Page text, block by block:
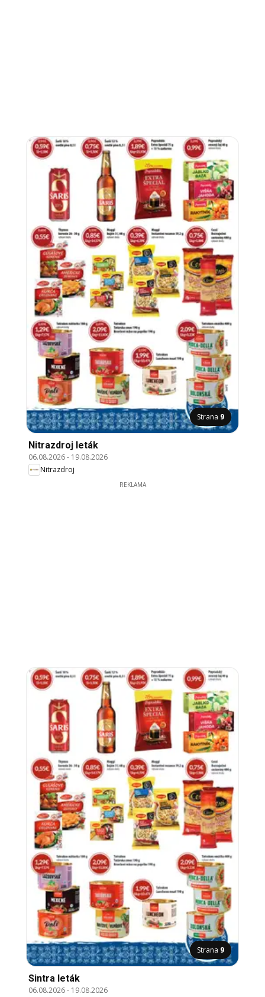
Strana 9
Nitrazdroj leták
06.08.2026- 19.08.2026
Nitrazdroj
REKLAMA
Strana 9
Sintra leták
06.08.2026- 19.08.2026